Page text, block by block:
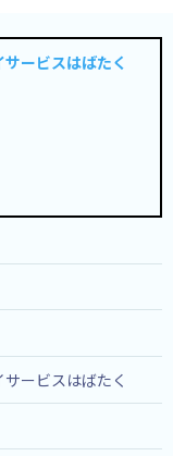
ービスはばたく
ービスはばたく